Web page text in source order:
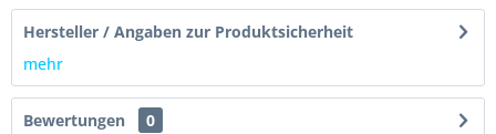
Hersteller / Angaben zur Produktsicherheit
mehr
Bewertungen
0